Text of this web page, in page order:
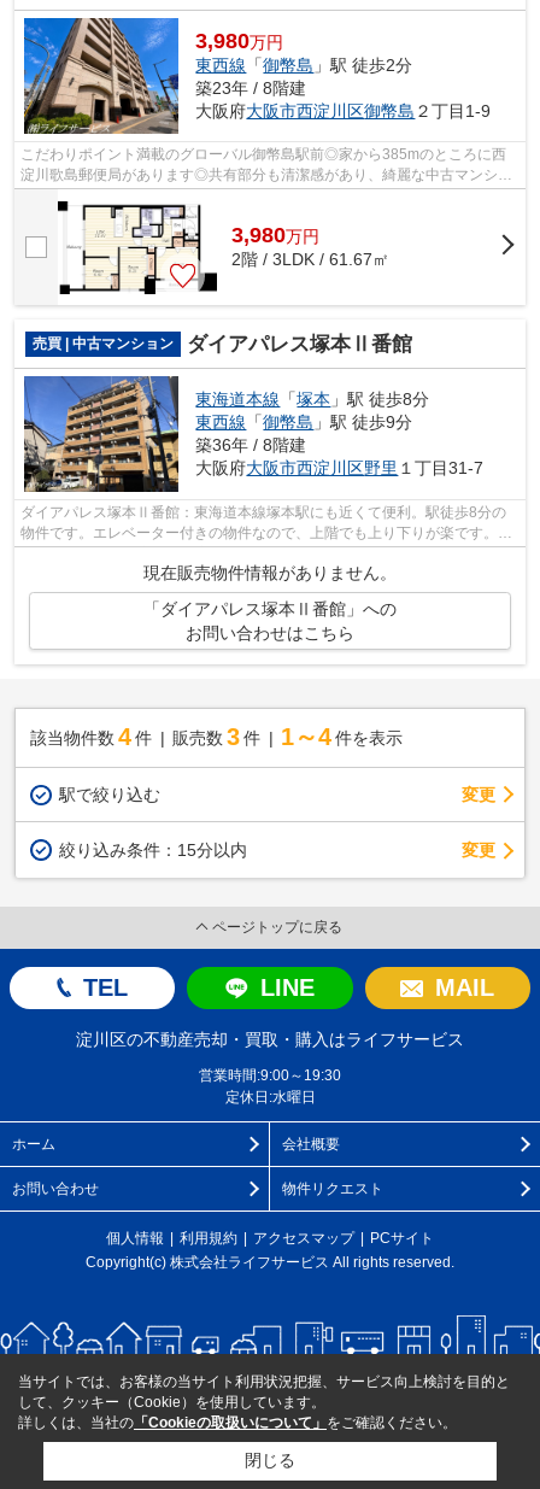
3,980万円
東西線 「御幣島 」駅 徒歩2分
築23年 / 8階建
大阪府大阪市西淀川区御幣島 ２丁目1-9
こだわりポイント満載のグローバル御幣島駅前◎家から385mのところに西
淀川歌島郵便局があります◎共有部分も清潔感があり、綺麗な中古マンショ
3,980万円
2階 / 3LDK / 61.67㎡
売買 | 中古マンション ダイアパレス塚本Ⅱ番館
東海道本線 「塚本 」駅 徒歩8分
東西線 「御幣島 」駅 徒歩9分
築36年 / 8階建
大阪府大阪市西淀川区野里 １丁目31-7
ダイアパレス塚本Ⅱ番館：東海道本線塚本駅にも近くて便利。駅徒歩8分の
物件です。エレベーター付きの物件なので、上階でも上り下りが楽です。ラ
現在販売物件情報がありません。
「ダイアパレス塚本Ⅱ番館」への
お問い合わせはこちら
該当物件数 4件 販売数 3 件 1～4 件を表示
駅で絞り込む 変更
絞り込み条件： 15分以内 変更
ページトップに戻る
TEL LINE MAIL
淀川区の不動産売却・買取・購入はライフサービス
営業時間:9:00～19:30
定休日:水曜日
ホーム 会社概要
お問い合わせ 物件リクエスト
個人情報 利用規約 アクセスマップ
PCサイト
Copyright(c) 株式会社ライフサービス All rights reserved.
当サイトでは、お客様の当サイト利用状況把握、サービス向上検討を目的と
して、クッキー（Cookie）を使用しています。
詳しくは、当社の 「Cookieの取扱いについて」 をご確認ください。
閉じる